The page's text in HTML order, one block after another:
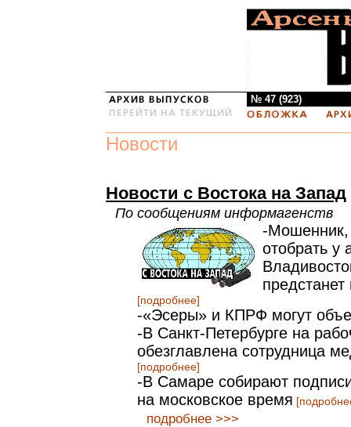
№ 47 (923)
Новости
Новости с Востока на Запад
По сообщениям информагенств
-
отобрать у
[подробнее]
-«Эсеры» и КПРФ могут
-В Санкт-Петербурге на
обезглавлена сотрудница
[подробнее]
-В Самаре собирают
на московское время
подробнее >>>